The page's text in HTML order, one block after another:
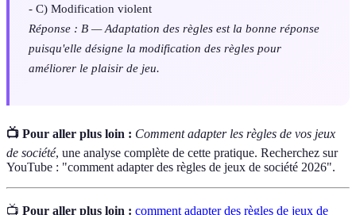
- C) Modification violent
Réponse : B — Adaptation des règles est la bonne réponse
puisqu'elle désigne la modification des règles pour
améliorer le plaisir de jeu.
📺 Pour aller plus loin : Comment adapter les règles de vos jeux
de société, une analyse complète de cette pratique. Recherchez sur
YouTube : "comment adapter des règles de jeux de société 2026".
📺 Pour aller plus loin : comment adapter des règles de jeux de